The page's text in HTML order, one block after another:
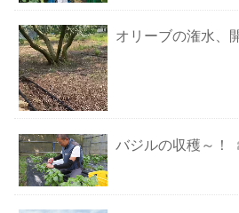
オリーブの潅水、
バジルの収穫～！